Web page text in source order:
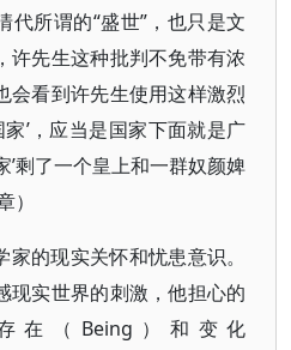
代所谓的“盛世”，也只是文
许先生这种批判不免带有浓
会看到许先生使用这样激烈
’，应当是国家下面就是广
’剩了一个皇上和一群奴颜婢
）
的现实关怀和忧患意识。
现实世界的刺激，他担心的
在（Being）和变化